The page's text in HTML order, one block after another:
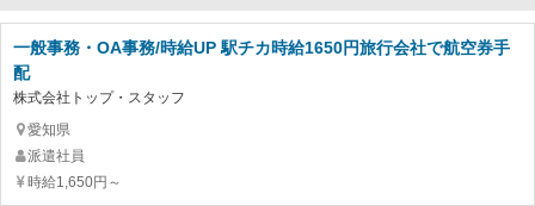
一般事務・OA事務/時給UP 駅チカ時給1650円旅行会社で航空券手
配
株式会社トップ・スタッフ
愛知県
派遣社員
時給1,650円～